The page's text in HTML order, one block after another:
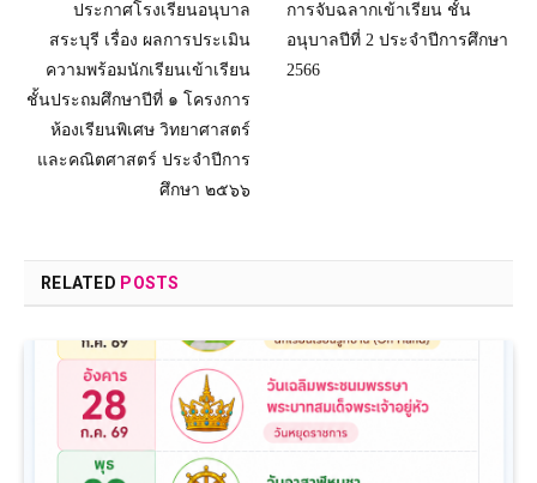
ประกาศโรงเรียนอนุบาล
สระบุรี เรื่อง ผลการประเมิน
ความพร้อมนักเรียนเข้าเรียน
ชั้นประถมศึกษาปีที่ ๑ โครงการ
ห้องเรียนพิเศษ วิทยาศาสตร์
และคณิตศาสตร์ ประจําปีการ
ศึกษา ๒๕๖๖
การจับฉลากเข้าเรียน ชั้น
อนุบาลปีที่ 2 ประจำปีการศึกษา
2566
RELATED POSTS